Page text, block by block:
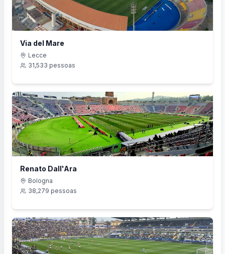
Via del Mare
Lecce
31,533 pessoas
Renato Dall'Ara
Bologna
38,279 pessoas